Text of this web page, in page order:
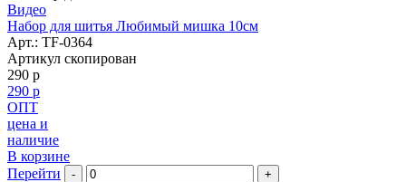
Видео
Набор для шитья Любимый мишка 10см
Арт.: TF-0364
Артикул скопирован
290 р
290 р
ОПТ
цена и
наличие
В корзине
Перейти
- +